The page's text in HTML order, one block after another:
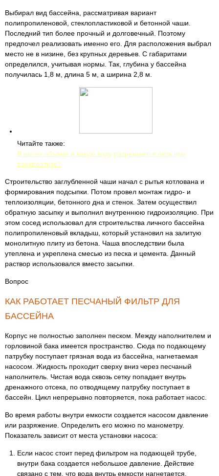
Выбирал вид бассейна, рассматривая вариант
полипропиленовой, стеклопластиковой и бетонной чаши.
Последний тип более прочный и долговечный. Поэтому
предпочел реализовать именно его. Для расположения выбрал
место не в низине, без крупных деревьев. С габаритами
определился, учитывая нормы. Так, глубина у бассейна
получилась 1,8 м, длина 5 м, а ширина 2,8 м.
Читайте также:
В каком объеме и какую воду разрешается пить при
панкреатите?
Строительство заглубленной чаши начал с рытья котлована и
формирования подсыпки. Потом провел монтаж гидро- и
теплоизоляции, бетонного дна и стенок. Затем осуществил
обратную засыпку и выполнил внутреннюю гидроизоляцию. При
этом сосед использовал для строительства личного бассейна
полипропиленовый вкладыш, который установил на залитую
монолитную плиту из бетона. Чаша впоследствии была
утеплена и укреплена смесью из песка и цемента. Данный
раствор использовался вместо засыпки.
Вопрос
КАК РАБОТАЕТ ПЕСЧАНЫЙ ФИЛЬТР ДЛЯ
БАССЕЙНА
Корпус не полностью заполнен песком. Между наполнителем и
горловиной бака имеется пространство. Сюда по подающему
патрубку поступает грязная вода из бассейна, нагнетаемая
насосом. Жидкость проходит сверху вниз через песчаный
наполнитель. Чистая вода сквозь сетку попадает внутрь
дренажного отсека, по отводящему патрубку поступает в
бассейн. Цикл непрерывно повторяется, пока работает насос.
Во время работы внутри емкости создается насосом давление
или разряжение. Определить его можно по манометру.
Показатель зависит от места установки насоса:
Если насос стоит перед фильтром на подающей трубе,
внутри бака создается небольшое давление. Действие
связано с тем, что вода внутрь емкости нагнетается.